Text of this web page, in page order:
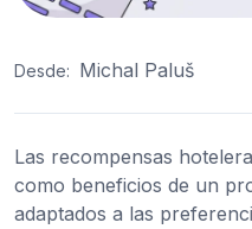
Desde: Michal Paluš
Las recompensas
como beneficios de un
adaptados a las